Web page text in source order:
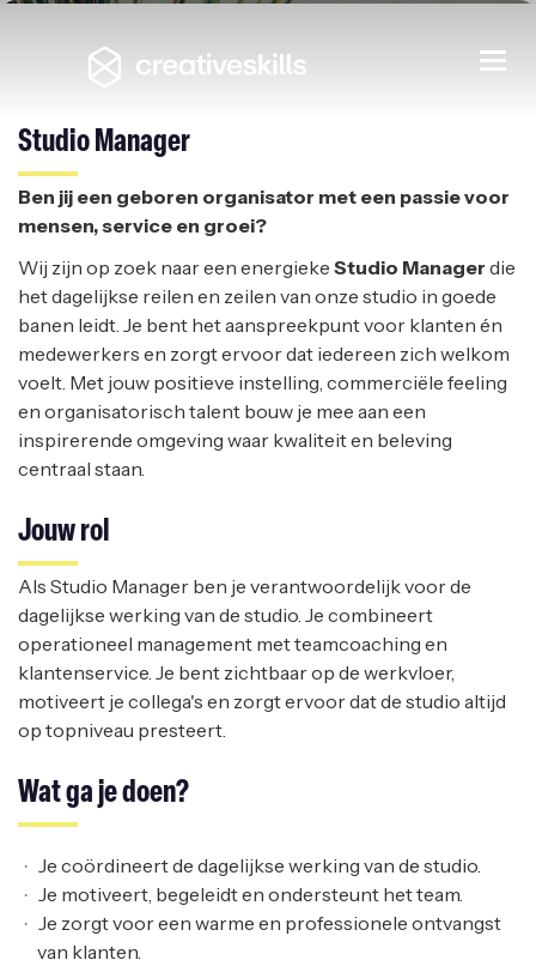
Studio Manager
Studio Manager
Ben jij een geboren organisator met een passie voor
mensen, service en groei?
Wij zijn op zoek naar een energieke Studio Manager die
het dagelijkse reilen en zeilen van onze studio in goede
banen leidt. Je bent het aanspreekpunt voor klanten én
medewerkers en zorgt ervoor dat iedereen zich welkom
voelt. Met jouw positieve instelling, commerciële feeling
en organisatorisch talent bouw je mee aan een
inspirerende omgeving waar kwaliteit en beleving
centraal staan.
Jouw rol
Als Studio Manager ben je verantwoordelijk voor de
dagelijkse werking van de studio. Je combineert
operationeel management met teamcoaching en
klantenservice. Je bent zichtbaar op de werkvloer,
motiveert je collega's en zorgt ervoor dat de studio altijd
op topniveau presteert.
Wat ga je doen?
Je coördineert de dagelijkse werking van de studio.
Je motiveert, begeleidt en ondersteunt het team.
Je zorgt voor een warme en professionele ontvangst
van klanten.